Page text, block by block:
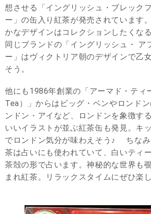
想させる「イングリッシュ・ブレック
ー」の缶入り紅茶が発売されています
かなデザインはコレクションしたくな
同じブランドの「イングリッシュ・ ア
ー」はヴィクトリア朝のデザインで乙
そう。
他にも1986年創業の「アーマド・ティ
Tea）」からはビッグ・ベンやロンド
ンドン・アイなど、ロンドンを象徴す
いいイラストが並ぶ紅茶缶も発見。キ
でロンドン気分が味わえそう♪ ちなみ
茶は占いにも使われていて、白いティ
茶殻の形で占います。神秘的な世界も
まれ紅茶。リラックスタイムにぜひ楽し